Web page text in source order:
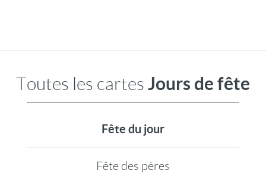
Toutes les cartes Jours de fête
Fête du jour
Fête des pères